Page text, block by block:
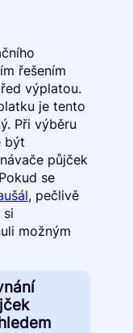
řešením
výplatou.
je tento
Při výběru
být
půjček
se
, pečlivě
si
možným